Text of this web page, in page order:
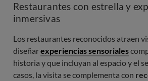
Restaurantes con estrella y
inmersivas
Los restaurantes reconocidos atraen
diseñarexperiencias sensoriales
historia y que incluyan al espacio y el
casos, la visita se complementa con